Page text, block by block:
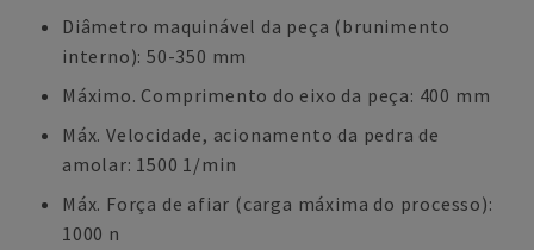
Diâmetro maquinável da peça (brunimento
interno): 50-350 mm
Máximo. Comprimento do eixo da peça: 400 mm
Máx. Velocidade, acionamento da pedra de
amolar: 1500 1/min
Máx. Força de afiar (carga máxima do processo):
1000 n